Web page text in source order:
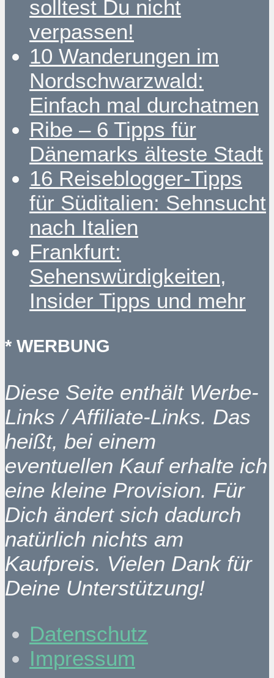
solltest Du nicht
verpassen!
10 Wanderungen im
Nordschwarzwald:
Einfach mal durchatmen
Ribe – 6 Tipps für
Dänemarks älteste Stadt
16 Reiseblogger-Tipps
für Süditalien: Sehnsucht
nach Italien
Frankfurt:
Sehenswürdigkeiten,
Insider Tipps und mehr
* WERBUNG
Diese Seite enthält Werbe-
Links / Affiliate-Links. Das
heißt, bei einem
eventuellen Kauf erhalte ich
eine kleine Provision. Für
Dich ändert sich dadurch
natürlich nichts am
Kaufpreis. Vielen Dank für
Deine Unterstützung!
Datenschutz
Impressum